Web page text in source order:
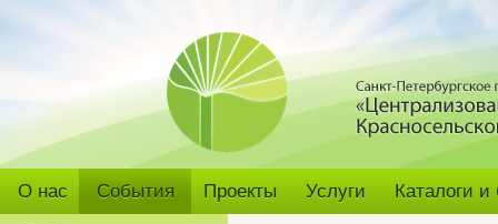
О нас События Проекты Услуги Каталоги